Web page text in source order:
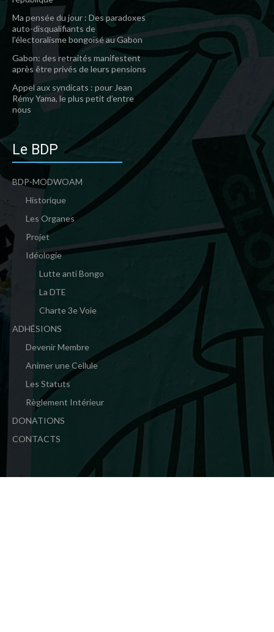
Ma pensée du jour : Des paradoxes
auto-disqualifiants de
l’électoralisme bongoïsé au Gabon
Gabon: des retraités manifestent
après être privés de leurs pensions
Appel aux syndicats : pour Jean
Rémy Yama, le plus petit d’entre
nous
Le BDP
BDP-MODWOAM
Historique
Les Organes
Projet
Idéologie
Lutte anti Bongo
La DTE
Charte 3e Voie
ADHÉSIONS
Devenir Membre
Animer une Cellule
Les Statuts
Règlement Intérieur
DONATIONS
CONTACTS